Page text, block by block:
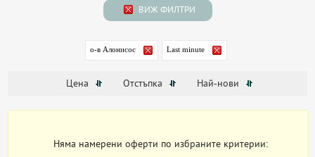
ВИЖ ФИЛТРИ
о-в Алонисос Last minute
Цена Отстъпка Най-нови
Няма намерени оферти по избраните критерии: